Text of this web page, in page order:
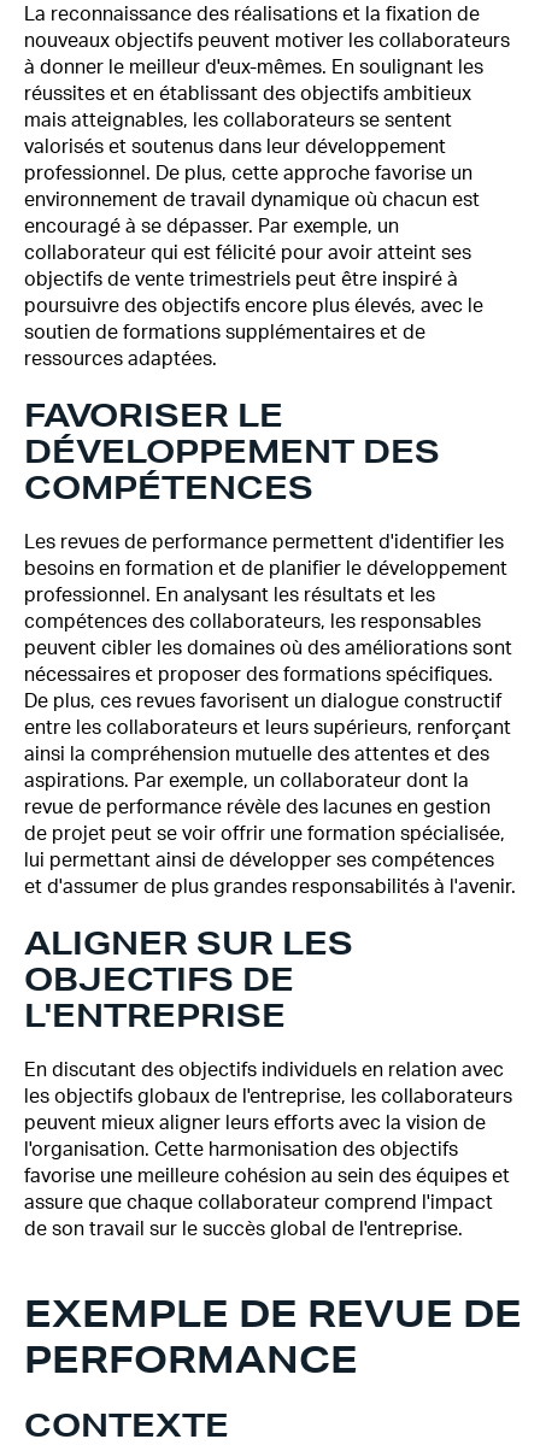
La reconnaissance des réalisations et la fixation de
nouveaux objectifs peuvent motiver les collaborateurs
à donner le meilleur d'eux-mêmes. En soulignant les
réussites et en établissant des objectifs ambitieux
mais atteignables, les collaborateurs se sentent
valorisés et soutenus dans leur développement
professionnel. De plus, cette approche favorise un
environnement de travail dynamique où chacun est
encouragé à se dépasser. Par exemple, un
collaborateur qui est félicité pour avoir atteint ses
objectifs de vente trimestriels peut être inspiré à
poursuivre des objectifs encore plus élevés, avec le
soutien de formations supplémentaires et de
ressources adaptées.
FAVORISER LE
DÉVELOPPEMENT DES
COMPÉTENCES
Les revues de performance permettent d'identifier les
besoins en formation et de planifier le développement
professionnel. En analysant les résultats et les
compétences des collaborateurs, les responsables
peuvent cibler les domaines où des améliorations sont
nécessaires et proposer des formations spécifiques.
De plus, ces revues favorisent un dialogue constructif
entre les collaborateurs et leurs supérieurs, renforçant
ainsi la compréhension mutuelle des attentes et des
aspirations. Par exemple, un collaborateur dont la
revue de performance révèle des lacunes en gestion
de projet peut se voir offrir une formation spécialisée,
lui permettant ainsi de développer ses compétences
et d'assumer de plus grandes responsabilités à l'avenir.
ALIGNER SUR LES
OBJECTIFS DE
L'ENTREPRISE
En discutant des objectifs individuels en relation avec
les objectifs globaux de l'entreprise, les collaborateurs
peuvent mieux aligner leurs efforts avec la vision de
l'organisation. Cette harmonisation des objectifs
favorise une meilleure cohésion au sein des équipes et
assure que chaque collaborateur comprend l'impact
de son travail sur le succès global de l'entreprise.
EXEMPLE DE REVUE DE
PERFORMANCE
CONTEXTE